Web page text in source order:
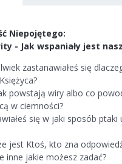
Niepojętego:
- Jak wspaniały jest
zastanawiałeś się
powstają wiry albo co
w ciemności?
się w jaki sposób ptaki
jest Ktoś, kto zna
inne jakie możesz zadać?